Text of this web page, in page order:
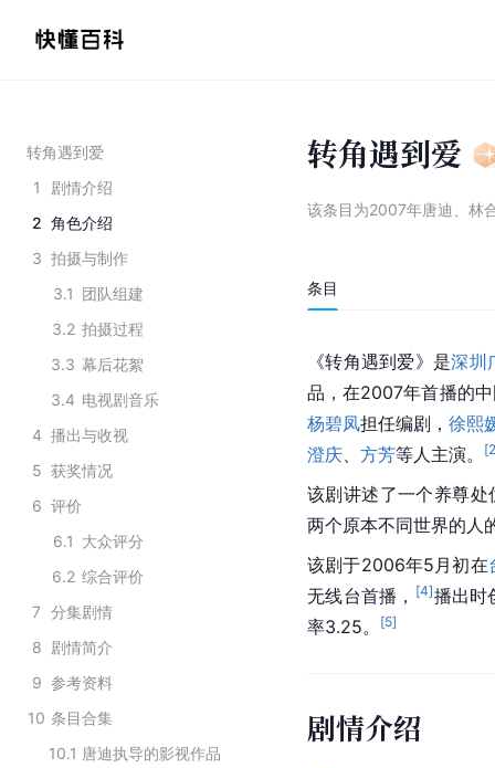
转角遇到爱
1
剧情介绍
2 角色介绍
3 拍摄与制作
3.1 团队组建
3.2 拍摄过程
3.3 幕后花絮
3.4 电视剧音乐
4 播出与收视
5 获奖情况
6 评价
6.1 大众评分
6.2 综合评价
7 分集剧情
8 剧情简介
9 参考资料
10 条目合集
10.1 唐迪执导的影视作品
转角遇到爱
该条目为2007年唐迪、林
条目
《转角遇到爱》是深圳
品，在2007年首播的
杨碧凤担任编剧， 徐熙
澄庆
方芳等人主演。 [
该剧讲述了一个养尊处
两个原本不同世界的人
该剧于2006年5月初在
无线台首播， [4]播出时
率3.25。
[5]
剧情介绍